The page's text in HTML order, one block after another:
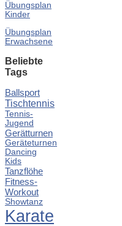
Übungsplan
Kinder
Übungsplan
Erwachsene
Beliebte
Tags
Ballsport
Tischtennis
Tennis-
Jugend
Gerätturnen
Geräteturnen
Dancing
Kids
Tanzflöhe
Fitness-
Workout
Showtanz
Karate